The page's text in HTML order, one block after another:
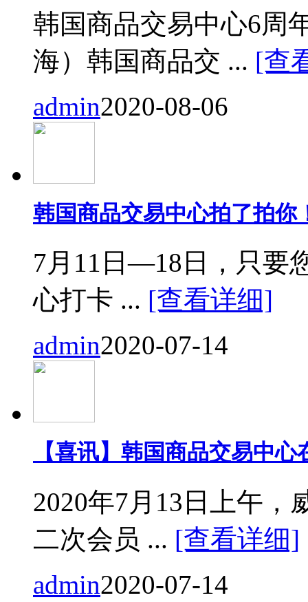
韩国商品交易中心6周
海）韩国商品交 ... [查
admin2020-08-06
韩国商品交易中心拍了拍你
7月11日—18日，只要
心打卡 ... [查看详细]
admin2020-07-14
【喜讯】韩国商品交易中
2020年7月13日上午，
二次会员 ... [查看详细]
admin2020-07-14